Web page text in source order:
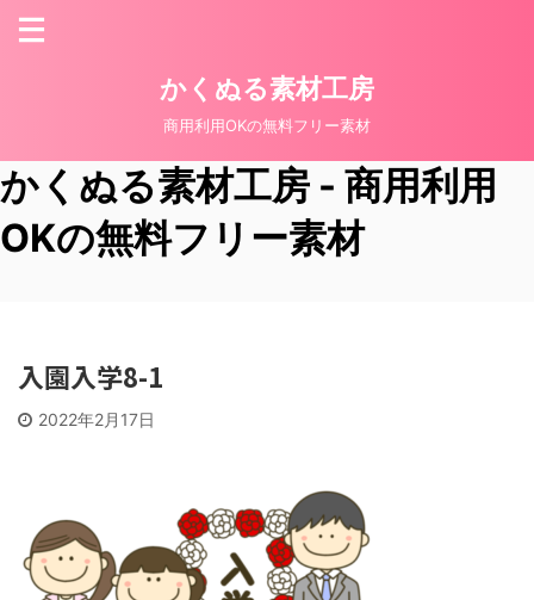
かくぬる素材工房
商用利用OKの無料フリー素材
かくぬる素材工房 - 商用利用
OKの無料フリー素材
入園入学8-1
2022年2月17日